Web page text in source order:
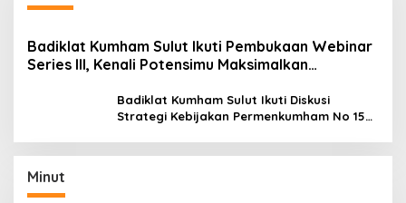
Badiklat Kumham Sulut Ikuti Pembukaan Webinar
Series III, Kenali Potensimu Maksimalkan
Badiklat Kumham Sulut Ikuti Diskusi
Strategi Kebijakan Permenkumham No 15
Minut